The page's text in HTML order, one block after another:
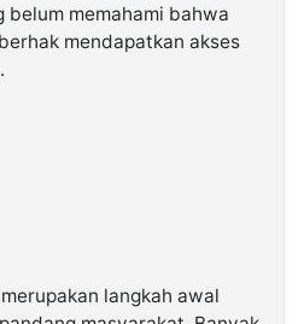
belum memahami bahwa
mendapatkan akses
langkah awal